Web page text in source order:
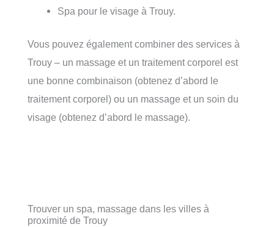
Spa pour le visage à Trouy.
Vous pouvez également combiner des services à
Trouy – un massage et un traitement corporel est
une bonne combinaison (obtenez d’abord le
traitement corporel) ou un massage et un soin du
visage (obtenez d’abord le massage).
Trouver un spa, massage dans les villes à
proximité de Trouy